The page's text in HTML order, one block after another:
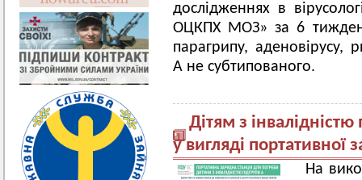
дослідженнях в
ОЦКПХ МОЗ» за 6
парагрипу, аденовірусу,
А не субтипованого.
Дітям з
у вигляді портативної
На